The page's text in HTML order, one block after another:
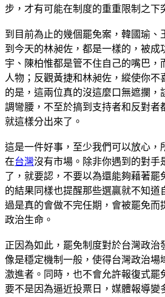
步，才有可能在制度的重重限制之下
到目前為止的幾個罷免案，韓國瑜、
到今天的林昶佐，都是一樣的，被成
宇、陳柏惟都是管不住自己的嘴巴，
人物；反觀黃捷和林昶佐，縱使你不
的是，這兩位真的沒這麼口無遮攔，
調彎腰，不至於搞到支持者和反對者
就這樣分出來了。
這是一件好事，至少我們可以放心，
在台灣沒有市場。除非你遇到的對手
了，就要認，不要以為還能夠藉著罷
的結果同樣也提醒那些選贏就不知道
過是真的會做不完任期，會被罷免而
政治生命。
正因為如此，罷免制度對於台灣政治
像是穩定機制一般，使得台灣政治場
激進者。同時，也不會允許報復式罷
要不是因為逼近投票日，媒體報導變